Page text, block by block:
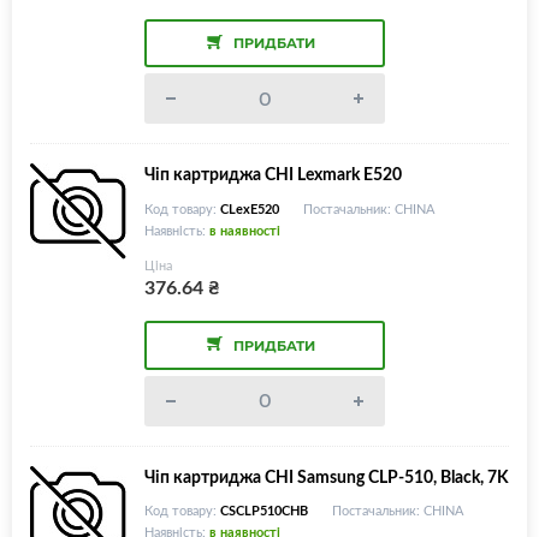
ПРИДБАТИ
Чіп картриджа CHI Lexmark E520
Код товару: CLexE520
Постачальник: CHINA
Наявність: в наявності
Ціна
376.64₴
ПРИДБАТИ
Чіп картриджа CHI Samsung CLP-510, Black, 7K
Код товару: CSCLP510CHB
Постачальник: CHINA
Наявність: в наявності